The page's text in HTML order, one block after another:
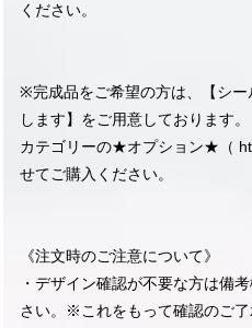
ください。
※完成品をご希望の方は、【シ
します】をご用意しております。
カテゴリーの★オプション★（
せてご購入ください。
《注文時のご注意について》
・デザイン確認が不要な方は備
さい。※これをもって確認のご了